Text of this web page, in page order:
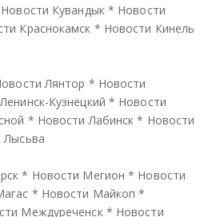
Новости Кувандык * Новости
Краснокамск * Новости Кинель
Лянтор * Новости
Кузнецкий * Новости
* Новости Лабинск * Новости
Лысьва
* Новости Мегион * Новости
* Новости Майкоп *
Междуреченск * Новости